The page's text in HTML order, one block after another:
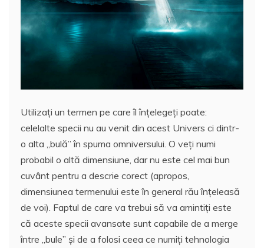
Utilizați un termen pe care îl înțelegeți poate:
celelalte specii nu au venit din acest Univers ci dintr-
o alta „bulă” în spuma omniversului. O veți numi
probabil o altă dimensiune, dar nu este cel mai bun
cuvânt pentru a descrie corect (apropos,
dimensiunea termenului este în general rău înțeleasă
de voi). Faptul de care va trebui să va amintiți este
că aceste specii avansate sunt capabile de a merge
între „bule” și de a folosi ceea ce numiți tehnologia